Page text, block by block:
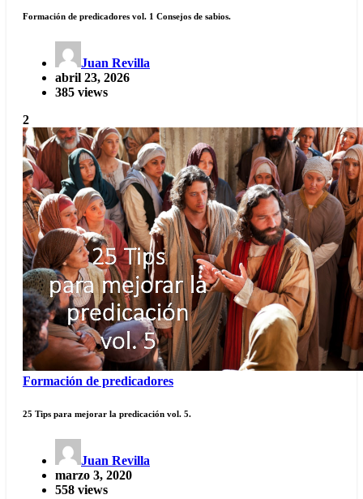
Formación de predicadores vol. 1 Consejos de sabios.
Juan Revilla
abril 23, 2026
385 views
2
Formación de predicadores
25 Tips para mejorar la predicación vol. 5.
Juan Revilla
marzo 3, 2020
558 views